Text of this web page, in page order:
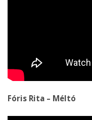
Fóris Rita – Méltó